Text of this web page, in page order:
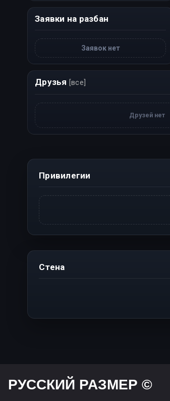
Заявки на разбан
Заявок нет
Друзья [все]
Друзей нет
Привилегии
Стена
РУССКИЙ РАЗМЕР ©